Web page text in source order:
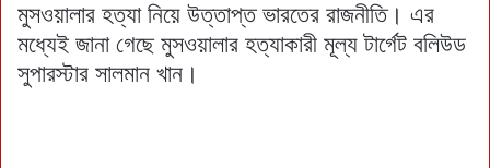
মুসওয়ালার হত্যা নিয়ে উত্তাপ্ত ভারতের রাজনীতি। এর
মধ্যেই জানা গেছে মুসওয়ালার হত্যাকারী মূল্য টার্গেট বলিউড
সুপারস্টার সালমান খান।